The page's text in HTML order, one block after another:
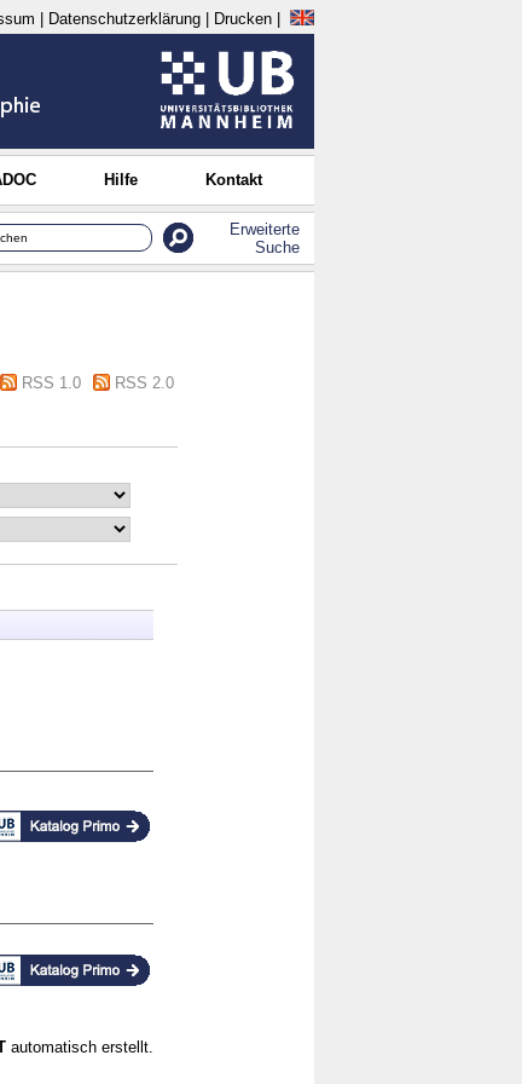
Datenschutzerklärung Drucken
Hilfe Kontakt
Erweiterte
Suche
RSS 1.0
RSS 2.0
automatisch erstellt.